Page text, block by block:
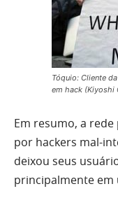
Tóquio: Cliente
em hack (Kiyoshi
Em resumo, a
por hackers mal-
deixou seus
principalmente em